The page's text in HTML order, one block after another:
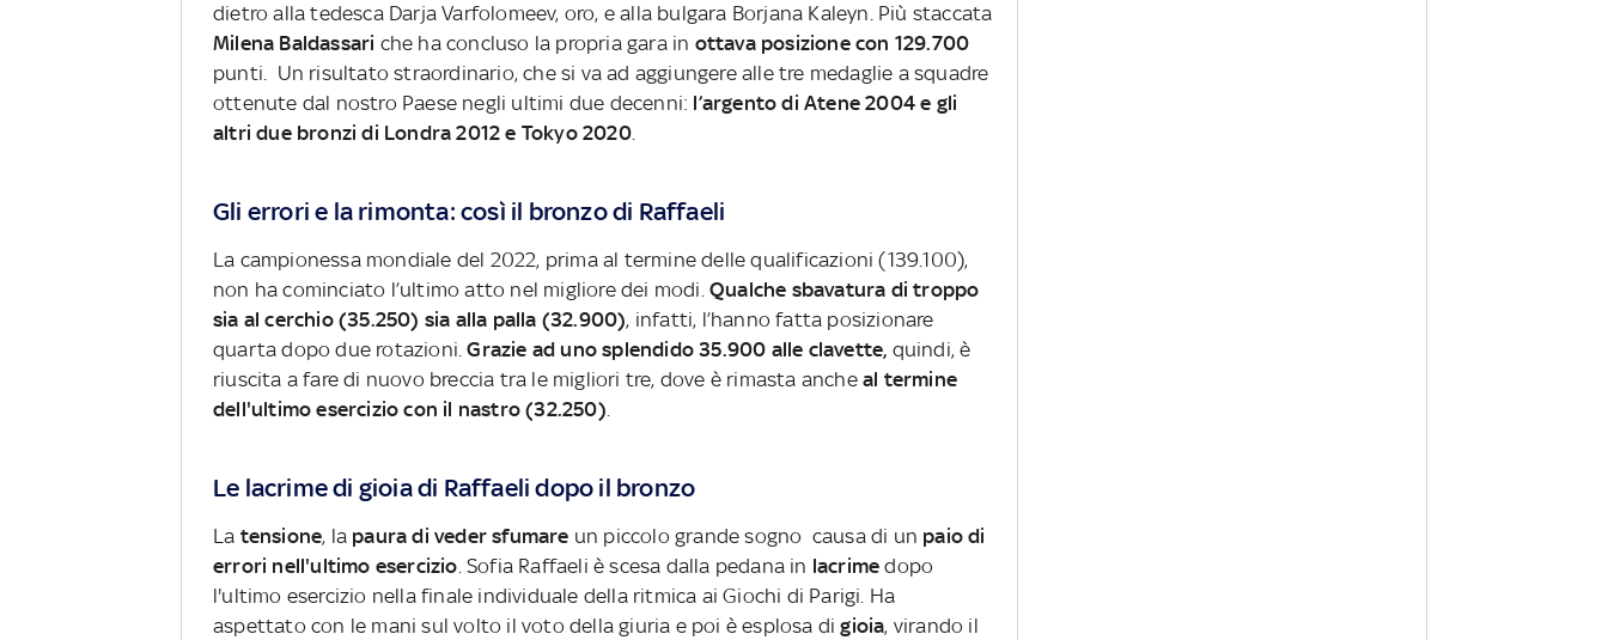
dietro alla tedesca Darja Varfolomeev, oro, e alla bulgara Borjana Kaleyn. Più staccata
Milena Baldassari che ha concluso la propria gara in ottava posizione con 129.700
punti. Un risultato straordinario, che si va ad aggiungere alle tre medaglie a squadre
ottenute dal nostro Paese negli ultimi due decenni: l’argento di Atene 2004 e gli
altri due bronzi di Londra 2012 e Tokyo 2020.
Gli errori e la rimonta: così il bronzo di Raffaeli
La campionessa mondiale del 2022, prima al termine delle qualificazioni (139.100),
non ha cominciato l’ultimo atto nel migliore dei modi. Qualche sbavatura di troppo
sia al cerchio (35.250) sia alla palla (32.900), infatti, l’hanno fatta posizionare
quarta dopo due rotazioni.Grazie ad uno splendido 35.900 alle clavette, quindi, è
riuscita a fare di nuovo breccia tra le migliori tre, dove è rimasta anche al termine
dell'ultimo esercizio con il nastro (32.250).
Le lacrime di gioia di Raffaeli dopo il bronzo
La tensione, la paura di veder sfumare un piccolo grande sogno causa di un paio di
errori nell'ultimo esercizio. Sofia Raffaeli è scesa dalla pedana in lacrimedopo
l'ultimo esercizio nella finale individuale della ritmica ai Giochi di Parigi. Ha
aspettato con le mani sul volto il voto della giuria e poi è esplosa digioia, virando il